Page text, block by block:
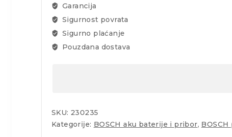
Garancija
Sigurnost povrata
Sigurno plaćanje
Pouzdana dostava
SKU: 230235
Kategorije: BOSCH aku baterije i pribor,